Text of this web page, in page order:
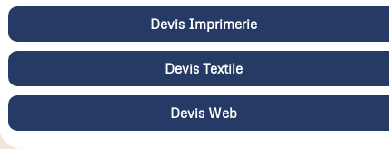
Devis Imprimerie
Devis Textile
Devis Web